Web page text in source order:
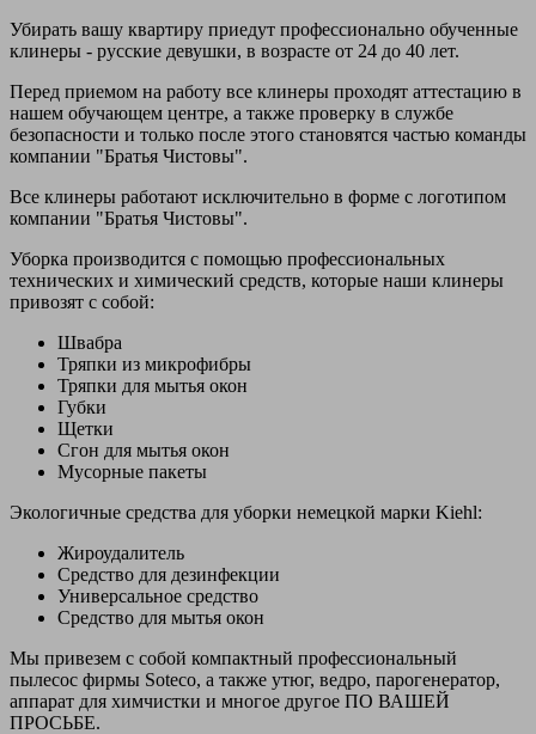
Убирать вашу квартиру приедут профессионально обученные
клинеры - русские девушки, в возрасте от 24 до 40 лет.
Перед приемом на работу все клинеры проходят аттестацию в
нашем обучающем центре, а также проверку в службе
безопасности и только после этого становятся частью команды
компании "Братья Чистовы".
Все клинеры работают исключительно в форме с логотипом
компании "Братья Чистовы".
Уборка производится с помощью профессиональных
технических и химический средств, которые наши клинеры
привозят с собой:
Швабра
Тряпки из микрофибры
Тряпки для мытья окон
Губки
Щетки
Сгон для мытья окон
Мусорные пакеты
Экологичные средства для уборки немецкой марки Kiehl:
Жироудалитель
Средство для дезинфекции
Универсальное средство
Средство для мытья окон
Мы привезем с собой компактный профессиональный
пылесос фирмы Soteco, а также утюг, ведро, парогенератор,
аппарат для химчистки и многое другое ПО ВАШЕЙ
ПРОСЬБЕ.